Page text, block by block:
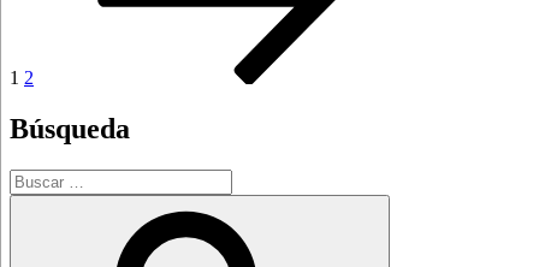
1 2
Búsqueda
Buscar
por: